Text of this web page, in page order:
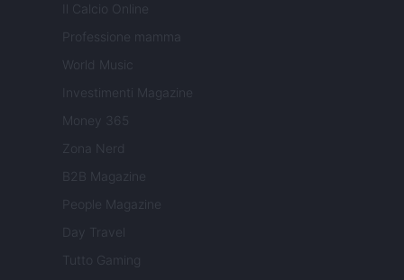
Il Calcio Online
Professione mamma
World Music
Investimenti Magazine
Money 365
Zona Nerd
B2B Magazine
People Magazine
Day Travel
Tutto Gaming